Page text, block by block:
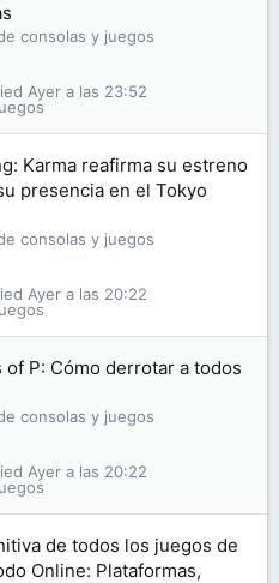
consolas y juegos
Ayer a las 23:52
Karma reafirma su estreno
presencia en el Tokyo
consolas y juegos
Ayer a las 20:22
of P: Cómo derrotar a todos
consolas y juegos
Ayer a las 20:22
de todos los juegos de
Online: Plataformas,